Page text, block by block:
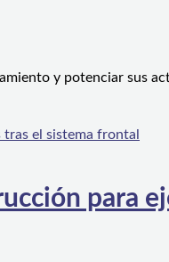
y potenciar sus
para